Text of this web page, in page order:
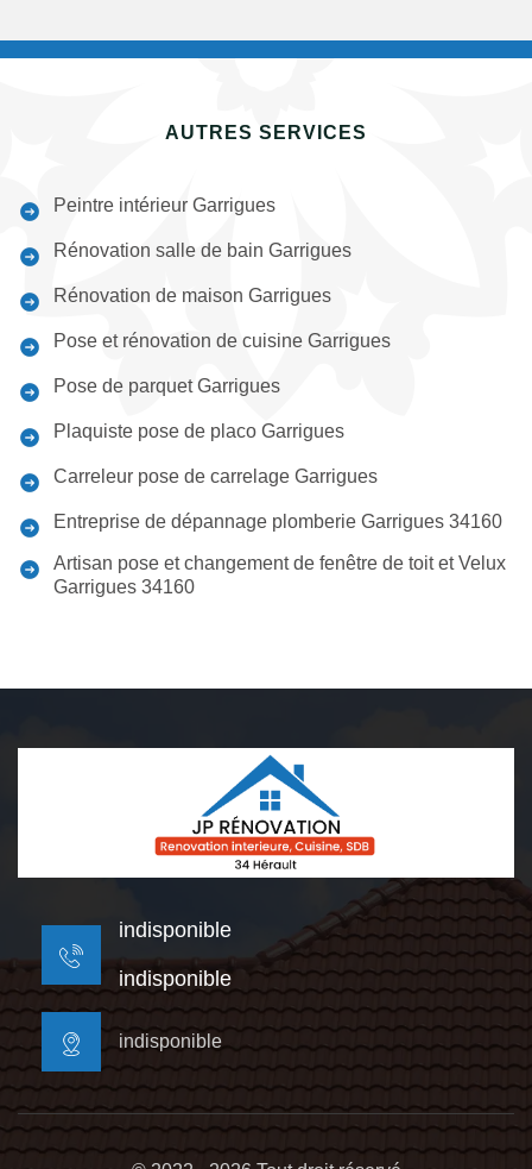
AUTRES SERVICES
Peintre intérieur Garrigues
Rénovation salle de bain Garrigues
Rénovation de maison Garrigues
Pose et rénovation de cuisine Garrigues
Pose de parquet Garrigues
Plaquiste pose de placo Garrigues
Carreleur pose de carrelage Garrigues
Entreprise de dépannage plomberie Garrigues 34160
Artisan pose et changement de fenêtre de toit et Velux
Garrigues 34160
indisponible
indisponible
indisponible